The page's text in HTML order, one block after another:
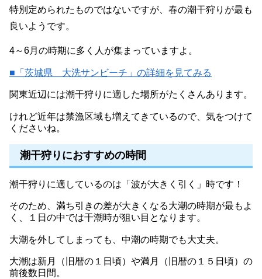
特別定められたものではないですが、春の潮干狩りが最も
良いようです。
4～6月の時期に多く人が集まっていますよ。
■「茨城県 大洗サンビーチ」の詳細を見てみる
関東近辺には潮干狩りに適した場所がたくさんあります。
けれど近年は禁漁区域も増えてきているので、気をつけて
くださいね。
潮干狩りにおすすめの時間
潮干狩りに適しているのは「波が大きく引く」時です！
そのため、満ち引きの差が大きくなる大潮の時期が最もよ
く、１日の中では干潮時が狙い目となります。
大潮を外してしまっても、中潮の時期でも大丈夫。
大潮は新月（旧暦の１日頃）や満月（旧暦の１５日頃）の
前後数日間。